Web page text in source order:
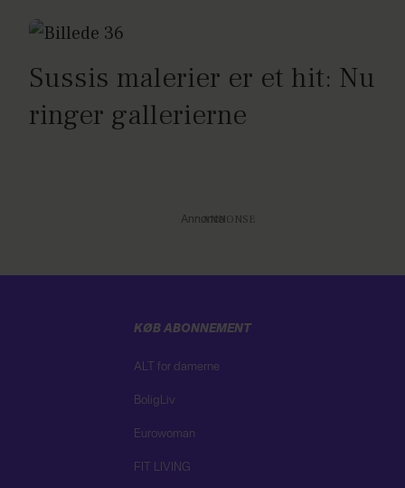
Sussis malerier er et hit: Nu
ringer gallerierne
Annonce
KØB ABONNEMENT
ALT for damerne
BoligLiv
Eurowoman
FIT LIVING